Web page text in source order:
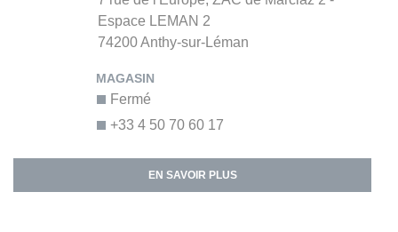
Espace LEMAN 2
74200Anthy-sur-Léman
+33 4 50 70 60 17
Fermé
EN SAVOIR PLUS